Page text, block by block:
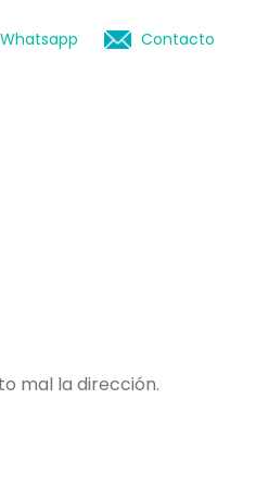
Whatsapp Contacto
mal la dirección.